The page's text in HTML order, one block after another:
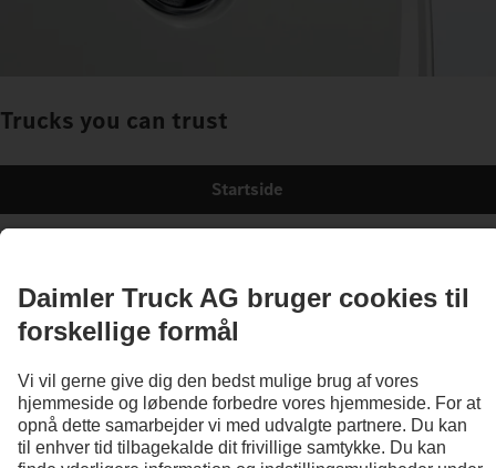
Trucks you can trust
Startside
standardmæssige leveringsomfang. De viste billeder er kun eksempler og gengiver
ikke nødvendigvis de originale køretøjers faktiske tilstand. De originale køretøjers
udseende kan afvige fra disse billeder. Ret til ændringer forbeholdes. Billeder og
tekster kan også omfatte typer, vedligeholdelsesydelser, services og produkter, som
ikke tilbydes i alle lande.